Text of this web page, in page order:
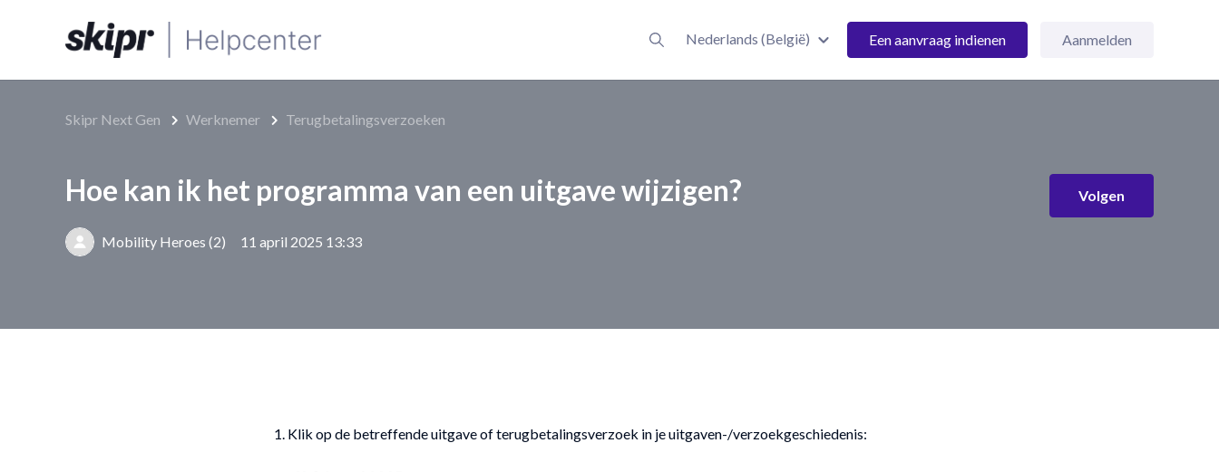
Nederlands (België) Een aanvraag indienen Aanmelden
Skipr Next Gen Werknemer Terugbetalingsverzoeken
Hoe kan ik het programma van een uitgave wijzigen?
Mobility Heroes (2) 11 april 2025 13:33
Volgen
Klik op de betreffende uitgave of terugbetalingsverzoek in je uitgaven-/verzoekgeschiedenis: